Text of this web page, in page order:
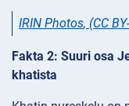
IRIN Photos, (CC
Fakta 2: Suuri osa
khatista